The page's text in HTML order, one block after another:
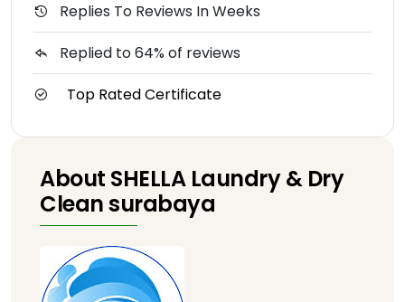
Replies To Reviews In Weeks
Replied to 64% of reviews
Top Rated Certificate
About SHELLA Laundry & Dry
Clean surabaya